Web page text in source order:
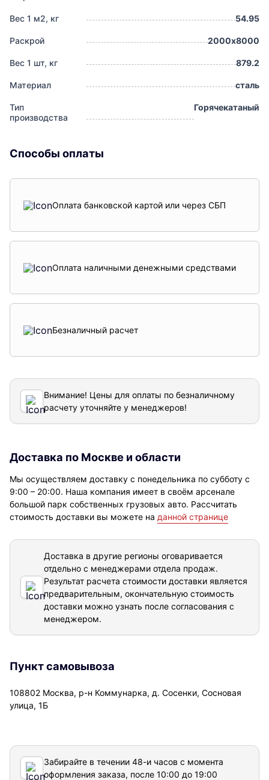
Вес 1 м2, кг 54.95
Раскрой 2000х8000
Вес 1 шт, кг 879.2
Материал сталь
Тип
производства
Горячекатаный
Способы оплаты
Оплата банковской картой или через СБП
Оплата наличными денежными средствами
Безналичный расчет
Внимание! Цены для оплаты по безналичному
расчету уточняйте у менеджеров!
Доставка по Москве и области
Мы осуществляем доставку с понедельника по субботу с
9:00 – 20:00. Наша компания имеет в своём арсенале
большой парк собственных грузовых авто. Рассчитать
стоимость доставки вы можете на данной странице
Доставка в другие регионы оговаривается
отдельно с менеджерами отдела продаж.
Результат расчета стоимости доставки является
предварительным, окончательную стоимость
доставки можно узнать после согласования с
менеджером.
Пункт самовывоза
108802 Москва, р-н Коммунарка, д. Сосенки, Сосновая
улица, 1Б
Забирайте в течении 48-и часов с момента
оформления заказа, после 10:00 до 19:00